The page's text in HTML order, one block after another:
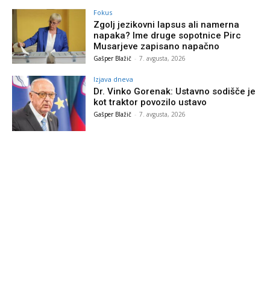
Fokus
Zgolj jezikovni lapsus ali namerna
napaka? Ime druge sopotnice Pirc
Musarjeve zapisano napačno
Gašper Blažič - 7. avgusta, 2026
Izjava dneva
Dr. Vinko Gorenak: Ustavno sodišče je
kot traktor povozilo ustavo
Gašper Blažič - 7. avgusta, 2026